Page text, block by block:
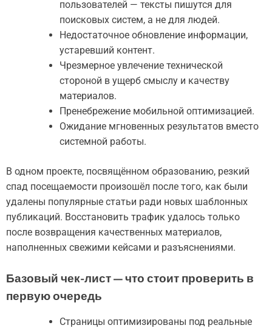
пользователей — тексты пишутся для
поисковых систем, а не для людей.
Недостаточное обновление информации,
устаревший контент.
Чрезмерное увлечение технической
стороной в ущерб смыслу и качеству
материалов.
Пренебрежение мобильной оптимизацией.
Ожидание мгновенных результатов вместо
системной работы.
В одном проекте, посвящённом образованию, резкий
спад посещаемости произошёл после того, как были
удалены популярные статьи ради новых шаблонных
публикаций. Восстановить трафик удалось только
после возвращения качественных материалов,
наполненных свежими кейсами и разъяснениями.
Базовый чек-лист — что стоит проверить в
первую очередь
Страницы оптимизированы под реальные